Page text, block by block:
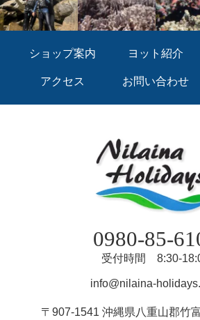
ショップ案内 ヨット紹介
アクセス お問い合わせ
0980-85-
受付時間 8:30-
info@nilaina-
〒907-1541 沖縄県八重山郡竹